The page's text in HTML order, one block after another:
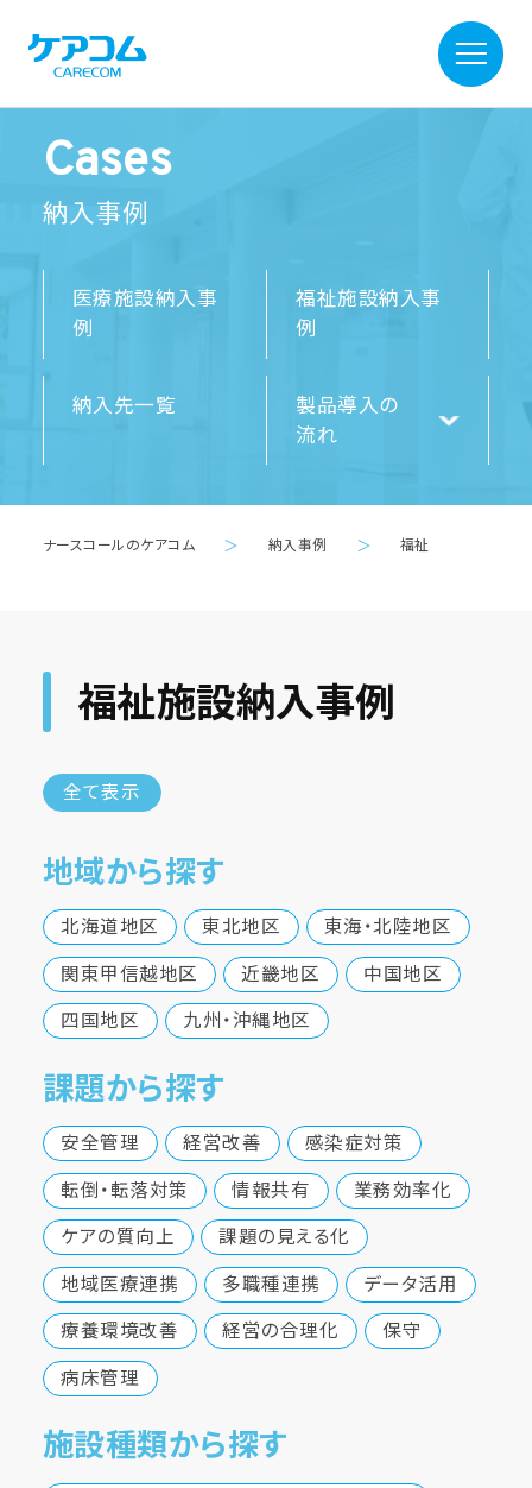
Cases
納入事例
医療施設納入事
例
福祉施設納入事
例
納入先一覧
製品導入の
流れ
ナースコールのケアコム ＞ 納入事例 ＞ 福祉
福祉施設納入事例
全て表示
地域から探す
北海道地区 東北地区
東海・北陸地区
関東甲信越地区
近畿地区
中国地区
四国地区
九州・沖縄地区
課題から探す
安全管理 経営改善
感染症対策
転倒・転落対策
情報共有
業務効率化
ケアの質向上
課題の見える化
地域医療連携
多職種連携
データ活用
療養環境改善
経営の合理化
保守
病床管理
施設種類から探す